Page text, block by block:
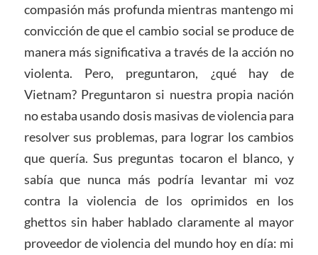
compasión más profunda mientras mantengo mi
convicción de que el cambio social se produce de
manera más significativa a través de la acción no
violenta. Pero, preguntaron, ¿qué hay de
Vietnam? Preguntaron si nuestra propia nación
no estaba usando dosis masivas de violencia para
resolver sus problemas, para lograr los cambios
que quería. Sus preguntas tocaron el blanco, y
sabía que nunca más podría levantar mi voz
contra la violencia de los oprimidos en los
ghettos sin haber hablado claramente al mayor
proveedor de violencia del mundo hoy en día: mi